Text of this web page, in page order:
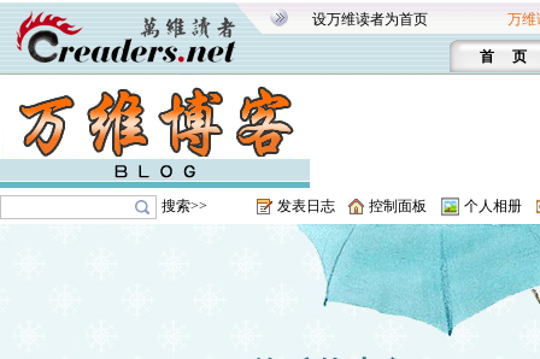
设万维读者为首页 万维
首 页
搜索>> 发表日志 控制面板 个人相册